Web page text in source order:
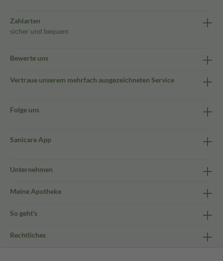
Zahlarten
sicher und bequem
Bewerte uns
Vertraue unserem mehrfach ausgezeichneten Service
Folge uns
Sanicare App
Unternehmen
Meine Apotheke
So geht's
Rechtliches